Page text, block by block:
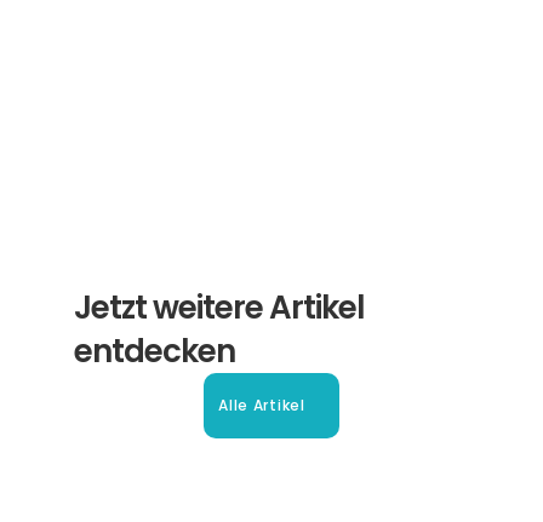
Jetzt weitere Artikel
entdecken
Alle Artikel